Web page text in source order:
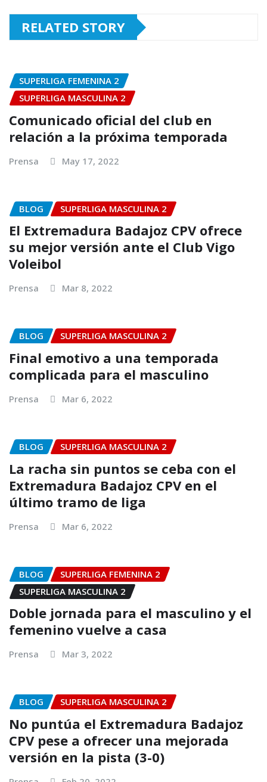
RELATED STORY
SUPERLIGA FEMENINA 2
SUPERLIGA MASCULINA 2
Comunicado oficial del club en
relación a la próxima temporada
Prensa May 17, 2022
BLOG SUPERLIGA MASCULINA 2
El Extremadura Badajoz CPV ofrece
su mejor versión ante el Club Vigo
Voleibol
Prensa Mar 8, 2022
BLOG SUPERLIGA MASCULINA 2
Final emotivo a una temporada
complicada para el masculino
Prensa Mar 6, 2022
BLOG SUPERLIGA MASCULINA 2
La racha sin puntos se ceba con el
Extremadura Badajoz CPV en el
último tramo de liga
Prensa Mar 6, 2022
BLOG
SUPERLIGA FEMENINA 2
SUPERLIGA MASCULINA 2
Doble jornada para el masculino y el
femenino vuelve a casa
Prensa Mar 3, 2022
BLOG SUPERLIGA MASCULINA 2
No puntúa el Extremadura Badajoz
CPV pese a ofrecer una mejorada
versión en la pista (3-0)